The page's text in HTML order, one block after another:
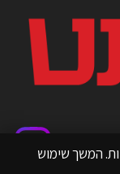
המשך שימוש